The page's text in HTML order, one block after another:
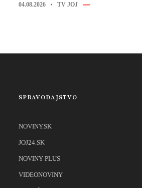
04.08.2026 TV JOJ
SPRAVODAJSTVO
NOVINY.SK
JOJ24.SK
NOVINY PLUS
VIDEONOVINY